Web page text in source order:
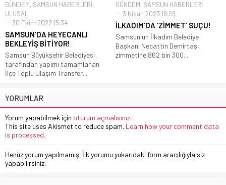
GÜNDEM, SAMSUN HABERLERİ,
ULUSAL
30 Ekim 2022 15:34
SAMSUN’DA HEYECANLI
BEKLEYİŞ BİTİYOR!
Samsun Büyükşehir Belediyesi
tarafından yapımı tamamlanan
İlçe Toplu Ulaşım Transfer...
GÜNDEM, SAMSUN HABERLERİ
3 Nisan 2023 18:29
İLKADIM’DA ‘ZİMMET’ SUÇU!
Samsun'un İlkadım Belediye
Başkanı Necattin Demirtaş,
zimmetine 862 bin 300...
YORUMLAR
Yorum yapabilmek için oturum açmalısınız.
This site uses Akismet to reduce spam. Learn how your comment data
is processed.
Henüz yorum yapılmamış. İlk yorumu yukarıdaki form aracılığıyla siz
yapabilirsiniz.